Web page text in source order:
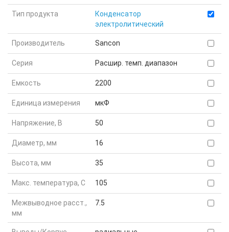
Тип продукта
Конденсатор
электролитический
Производитель Sancon
Серия Расшир. темп. диапазон
Емкость 2200
Единица измерения мкФ
Напряжение, В 50
Диаметр, мм 16
Высота, мм 35
Макс. температура, С 105
Межвыводное расст.,
мм
7.5